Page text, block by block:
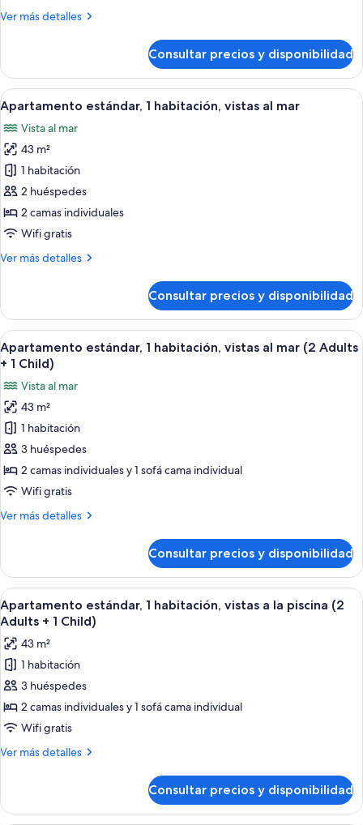
al
Adults
+
Children)
Ver más detalles
Más
estándar,
habitación,
vistas
al
mar
(2
Adults
+
2
Children)
Consultar precios y disponibilidad
Abrir
todas
las
fotos
de
Apartamento
estándar,
1
habitación,
vistas
Un balcón con vista al mar, una
6
Apartamento estándar, 1 habitación, vistas al mar
Vista al mar
43 m²
1 habitación
2 huéspedes
2 camas individuales
Wifi gratis
Ver más detalles
Más
estándar,
habitación,
vistas
mar
Consultar precios y disponibilidad
Abrir
todas
fotos
de
Apartamento
estándar,
1
habitación,
al
Adults
+
1
Child)
Un balcón con vista al mar, una
6
Apartamento estándar, 1 habitación, vistas al mar (2 Adults
+ 1 Child)
Vista al mar
43 m²
1 habitación
3 huéspedes
2 camas individuales y 1 sofá cama individual
Wifi gratis
Ver más detalles
Más
estándar,
habitación,
vistas
mar
(2
Adults
+
Consultar precios y disponibilidad
Abrir
todas
las
fotos
de
Apartamento
estándar,
1
habitación,
la
piscina
Un balcón con vistas a un complejo
6
Apartamento estándar, 1 habitación, vistas a la piscina (2
Adults + 1 Child)
43 m²
1 habitación
3 huéspedes
2 camas individuales y 1 sofá cama individual
Wifi gratis
Ver más detalles
Más
estándar,
Consultar precios y disponibilidad